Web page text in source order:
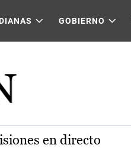
GOBIERNO
en directo